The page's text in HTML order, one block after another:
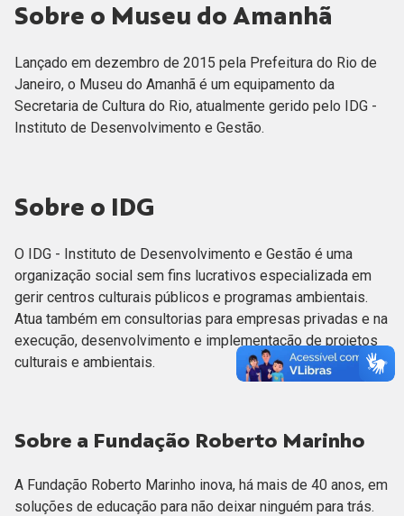
Sobre o Museu do Amanhã
Lançado em dezembro de 2015 pela Prefeitura do Rio de
Janeiro, o Museu do Amanhã é um equipamento da
Secretaria de Cultura do Rio, atualmente gerido pelo IDG -
Instituto de Desenvolvimento e Gestão.
Sobre o IDG
O IDG - Instituto de Desenvolvimento e Gestão é uma
organização social sem fins lucrativos especializada em
gerir centros culturais públicos e programas ambientais.
Atua também em consultorias para empresas privadas e na
execução, desenvolvimento e implementação de projetos
culturais e ambientais.
Sobre a Fundação Roberto Marinho
A Fundação Roberto Marinho inova, há mais de 40 anos, em
soluções de educação para não deixar ninguém para trás.